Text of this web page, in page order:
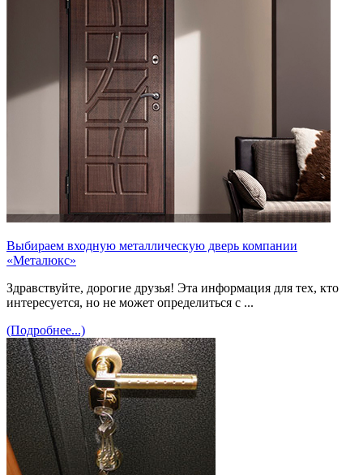
Выбираем входную металлическую дверь компании
«Металюкс»
Здравствуйте, дорогие друзья! Эта информация для тех, кто
интересуется, но не может определиться с ...
(Подробнее...)